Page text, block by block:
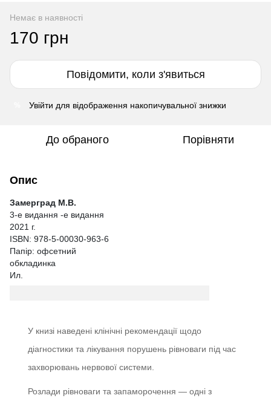
Немає в наявності
170 грн
Повідомити, коли з'явиться
Увійти для відображення накопичувальної знижки
До обраного Порівняти
Опис
Замерград М.В.
3-е видання -е видання
2021 г.
ISBN: 978-5-00030-963-6
Папір: офсетний
обкладинка
Ил.
У книзі наведені клінічні рекомендації щодо
діагностики та лікування порушень рівноваги під час
захворювань нервової системи.
Розлади рівноваги та запаморочення — одні з